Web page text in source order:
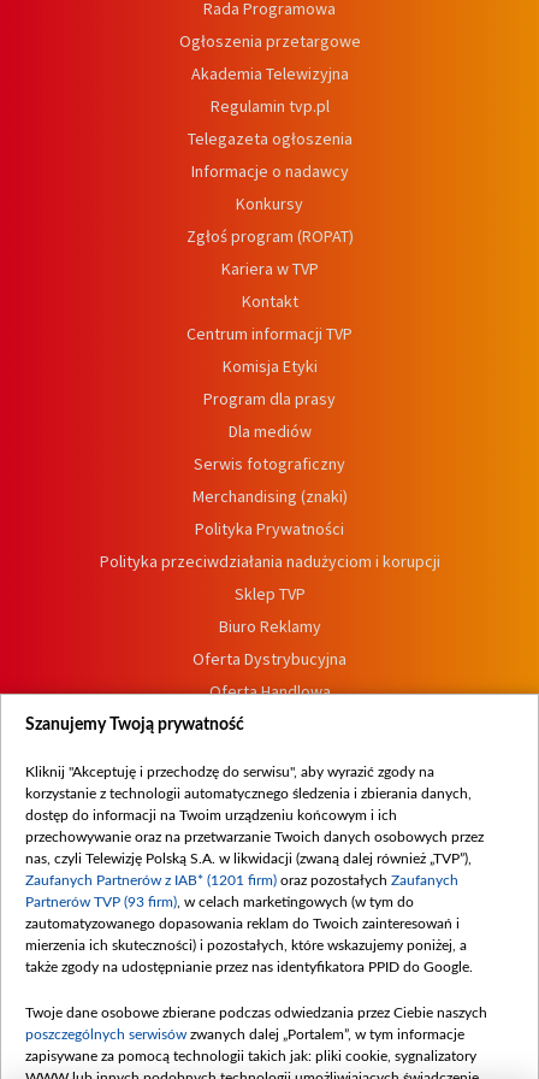
Rada Programowa
Ogłoszenia przetargowe
Akademia Telewizyjna
Regulamin tvp.pl
Telegazeta ogłoszenia
Informacje o nadawcy
Konkursy
Zgłoś program (ROPAT)
Kariera w TVP
Kontakt
Centrum informacji TVP
Komisja Etyki
Program dla prasy
Dla mediów
Serwis fotograficzny
Merchandising (znaki)
Polityka Prywatności
Polityka przeciwdziałania nadużyciom i korupcji
Sklep TVP
Biuro Reklamy
Oferta Dystrybucyjna
Oferta Handlowa
Dostępność
Procedura zgłoszeń wewnętrznych
Szanujemy Twoją prywatność
Kliknij "Akceptuję i przechodzę do serwisu", aby wyrazić zgody na
korzystanie z technologii automatycznego śledzenia i zbierania danych,
dostęp do informacji na Twoim urządzeniu końcowym i ich
przechowywanie oraz na przetwarzanie Twoich danych osobowych przez
nas, czyli Telewizję Polską S.A. w likwidacji (zwaną dalej również „TVP”),
Zaufanych Partnerów z IAB* (1201 firm) oraz pozostałych Zaufanych
Partnerów TVP (93 firm) , w celach marketingowych (w tym do
zautomatyzowanego dopasowania reklam do Twoich zainteresowań i
mierzenia ich skuteczności) i pozostałych, które wskazujemy poniżej, a
także zgody na udostępnianie przez nas identyfikatora PPID do Google.
Twoje dane osobowe zbierane podczas odwiedzania przez Ciebie naszych
poszczególnych serwisów zwanych dalej „Portalem”, w tym informacje
zapisywane za pomocą technologii takich jak: pliki cookie, sygnalizatory